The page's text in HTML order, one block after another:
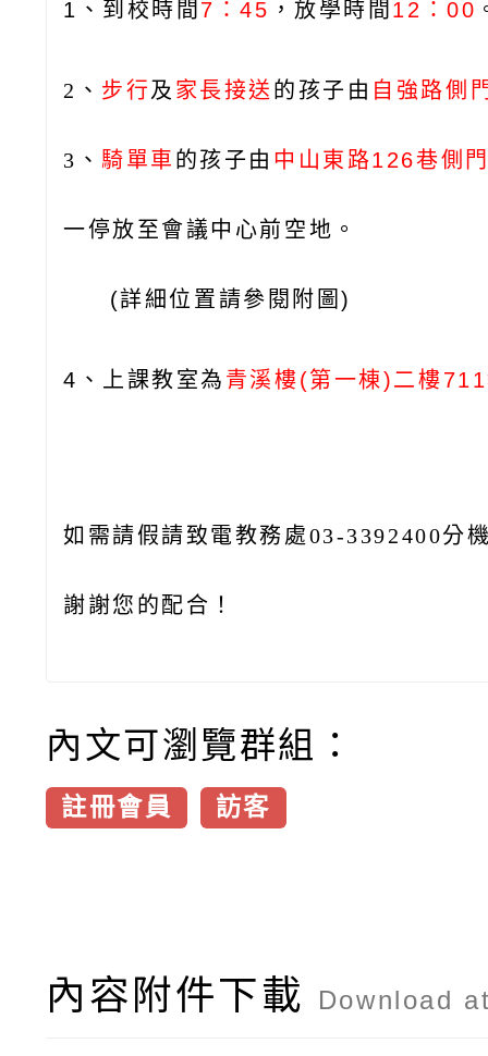
1、到校時間 7：45 ，放學時間 12：00
2、 步行及 家長接送 的孩子 由 自強路側
3、 騎單車 的孩子由 中山東路126巷側
一停放至 會議中心前空地。
(詳細位置請參閱附圖)
4、上課教室為 青溪樓(第一棟)二樓
如需請假請致電教務處03-3392400分
謝謝您的配合！
內文可瀏覽群組：
註冊會員 訪客
內容附件下載 Download